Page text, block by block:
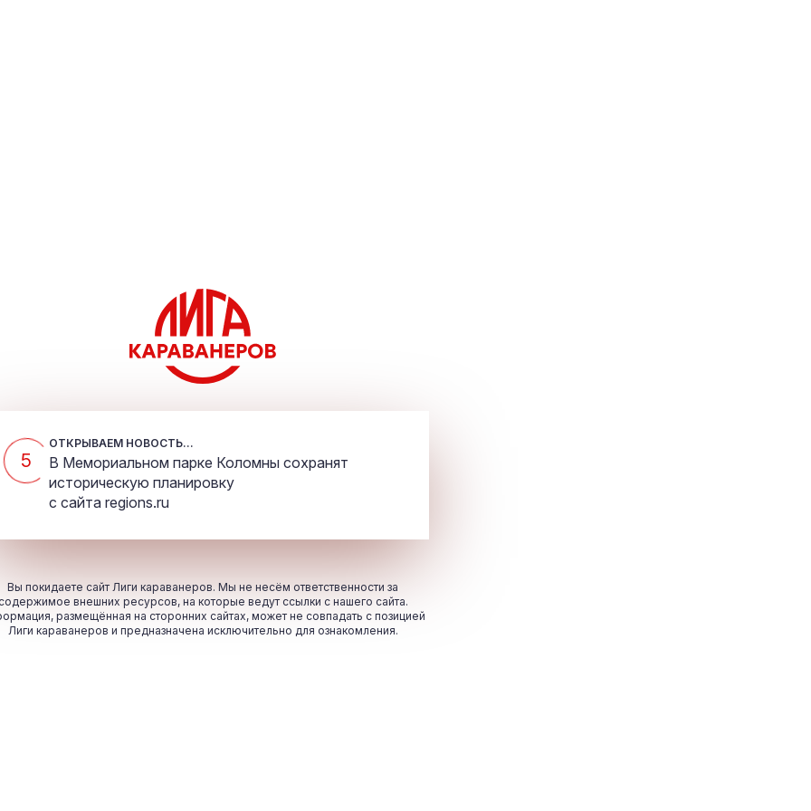
5
ОТКРЫВАЕМ НОВОСТЬ...
В Мемориальном парке Коломны сохранят
историческую планировку
с сайта regions.ru
Вы покидаете сайт Лиги караванеров. Мы не несём ответственности за
внешних ресурсов, на которые ведут ссылки с нашего сайта.
размещённая на сторонних сайтах, может не совпадать с позицией
Лиги караванеров и предназначена исключительно для ознакомления.